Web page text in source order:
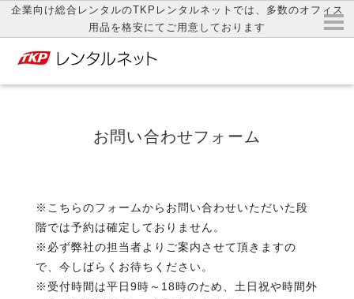
企業向け総合レンタルのTKPレンタルネットでは、多数のオフィス
用品を格安にてご用意しております
お問い合わせフォーム
※こちらのフォームからお問い合わせいただいた段
階では予約は確定しておりません。
※必ず弊社の担当者よりご案内させて頂きますの
で、今しばらくお待ちください。
※受付時間は平日9時～18時のため、土日祝や時間外